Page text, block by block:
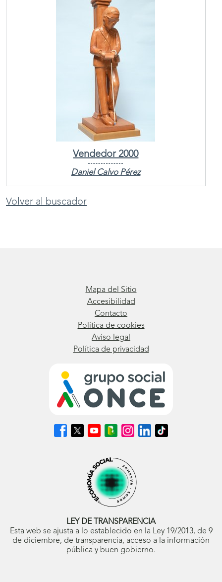
Vendedor 2000
Daniel Calvo Pérez
Volver al buscador
Mapa del Sitio
Accesibilidad
Contacto
Política de cookies
Aviso legal
Política de privacidad
Síguenos
en
Síguenos
en
ventana
nueva)
Síguenos
en
abrirá
en
ventana
nueva)
Síguenos
en
Blog
ONCE
(se
abrirá
en
ventana
Síguenos
en
abrirá
en
ventana
nueva)
Síguenos
en
Síguenos
en
LEY DE TRANSPARENCIA
Esta web se ajusta a lo establecido en la Ley 19/2013, de 9
de diciembre, de transparencia, acceso a la información
pública y buen gobierno.